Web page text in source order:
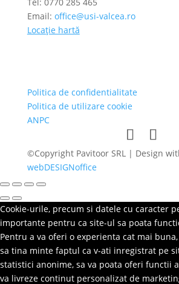
Tel: 0770 285 465
Email: office@usi-valcea.ro
Locație hartă
Politica de confidentialitate
Politica de utilizare cookie
ANPC
©Copyright Pavitoor SRL | Design
webDESIGNoffice
Cookie-urile, precum si datele cu caracter
importante pentru ca site-ul sa poata
Pentru a va oferi o experienta cat mai
sa tina minte faptul ca v-ati inregistrat pe
statistici anonime, sa va poata oferi functii
va livreze continut personalizat de